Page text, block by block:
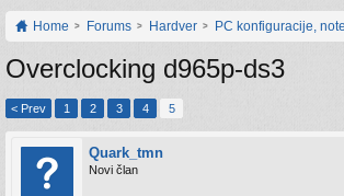
Home Forums Hardver PC konfiguracije,
Overclocking d965p-ds3
< Prev 1 2 3 4 5
Quark_tmn
Novi član